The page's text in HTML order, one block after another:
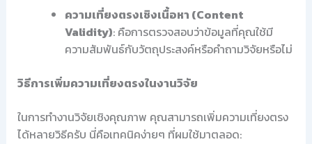
ความเที่ยงตรงเชิงเนื้อหา (Content
Validity): คือการตรวจสอบว่าข้อมูลที่คุณใช้มี
ความสัมพันธ์กับวัตถุประสงค์หรือคำถามวิจัยหรือไม่
วิธีการเพิ่มความเที่ยงตรงในงานวิจัย
ในการทำงานวิจัยเชิงคุณภาพ คุณสามารถเพิ่มความเที่ยงตรง
ได้หลายวิธีครับ นี่คือเทคนิคง่ายๆ ที่ผมใช้มาตลอด: